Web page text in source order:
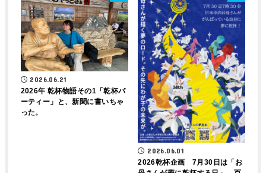
2026.06.21
2026年 乾杯物語その1「乾杯パ
ーティー」と、新聞に書いちゃ
った。
2026.06.01
2026乾杯企画 7月30日は「お